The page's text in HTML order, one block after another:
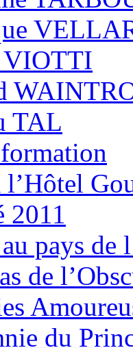
VIOTTI
TAL
l’Hôtel
2011
pays de
de
du